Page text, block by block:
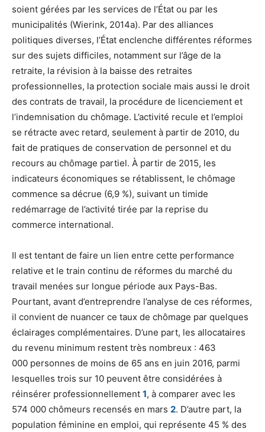
soient gérées par les services de l’État ou par les
municipalités (Wierink, 2014a). Par des alliances
politiques diverses, l’État enclenche différentes réformes
sur des sujets difficiles, notamment sur l’âge de la
retraite, la révision à la baisse des retraites
professionnelles, la protection sociale mais aussi le droit
des contrats de travail, la procédure de licenciement et
l’indemnisation du chômage. L’activité recule et l’emploi
se rétracte avec retard, seulement à partir de 2010, du
fait de pratiques de conservation de personnel et du
recours au chômage partiel. À partir de 2015, les
indicateurs économiques se rétablissent, le chômage
commence sa décrue (6,9 %), suivant un timide
redémarrage de l’activité tirée par la reprise du
commerce international.
Il est tentant de faire un lien entre cette performance
relative et le train continu de réformes du marché du
travail menées sur longue période aux Pays-Bas.
Pourtant, avant d’entreprendre l’analyse de ces réformes,
il convient de nuancer ce taux de chômage par quelques
éclairages complémentaires. D’une part, les allocataires
du revenu minimum restent très nombreux : 463
000 personnes de moins de 65 ans en juin 2016, parmi
lesquelles trois sur 10 peuvent être considérées à
réinsérer professionnellement 1, à comparer avec les
574 000 chômeurs recensés en mars 2. D’autre part, la
population féminine en emploi, qui représente 45 % des